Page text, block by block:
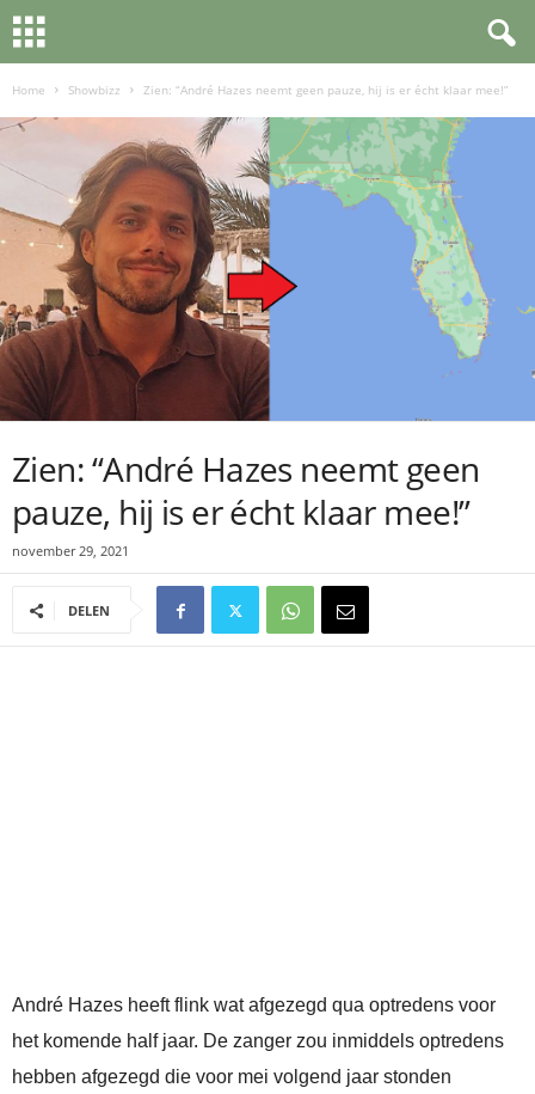
Home Showbizz Zien: “André Hazes neemt geen pauze, hij is er écht klaar mee!”
Zien: “André Hazes neemt geen
pauze, hij is er écht klaar mee!”
november 29, 2021
DELEN
André Hazes heeft flink wat afgezegd qua optredens voor
het komende half jaar. De zanger zou inmiddels optredens
hebben afgezegd die voor mei volgend jaar stonden